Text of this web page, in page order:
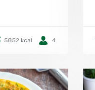
5852 kcal 4